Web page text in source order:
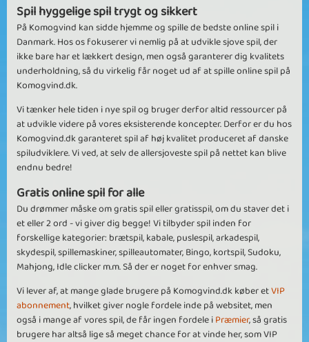
Spil hyggelige spil trygt og sikkert
På Komogvind kan sidde hjemme og spille de bedste online spil i
Danmark. Hos os fokuserer vi nemlig på at udvikle sjove spil, der
ikke bare har et lækkert design, men også garanterer dig kvalitets
underholdning, så du virkelig får noget ud af at spille online spil på
Komogvind.dk.
Vi tænker hele tiden i nye spil og bruger derfor altid ressourcer på
at udvikle videre på vores eksisterende koncepter. Derfor er du hos
Komogvind.dk garanteret spil af høj kvalitet produceret af danske
spiludviklere. Vi ved, at selv de allersjoveste spil på nettet kan blive
endnu bedre!
Gratis online spil for alle
Du drømmer måske om gratis spil eller gratisspil, om du staver det i
et eller 2 ord - vi giver dig begge! Vi tilbyder spil inden for
forskellige kategorier: brætspil, kabale, puslespil, arkadespil,
skydespil, spillemaskiner, spilleautomater, Bingo, kortspil, Sudoku,
Mahjong, Idle clicker m.m. Så der er noget for enhver smag.
Vi lever af, at mange glade brugere på Komogvind.dk køber etVIP
abonnement, hvilket giver nogle fordele inde på websitet, men
også i mange af vores spil, de får ingen fordele iPræmier, så gratis
brugere har altså lige så meget chance for at vinde her, som VIP